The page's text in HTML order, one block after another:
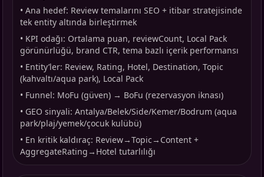
• Ana hedef: Review temalarını SEO + itibar stratejisinde
tek entity altında birleştirmek
• KPI odağı: Ortalama puan, reviewCount, Local Pack
görünürlüğü, brand CTR, tema bazlı içerik performansı
• Entity’ler: Review, Rating, Hotel, Destination, Topic
(kahvaltı/aqua park), Local Pack
• Funnel: MoFu (güven) → BoFu (rezervasyon iknası)
• GEO sinyali: Antalya/Belek/Side/Kemer/Bodrum (aqua
park/plaj/yemek/çocuk kulübü)
• En kritik kaldıraç: Review→Topic→Content +
AggregateRating→Hotel tutarlılığı